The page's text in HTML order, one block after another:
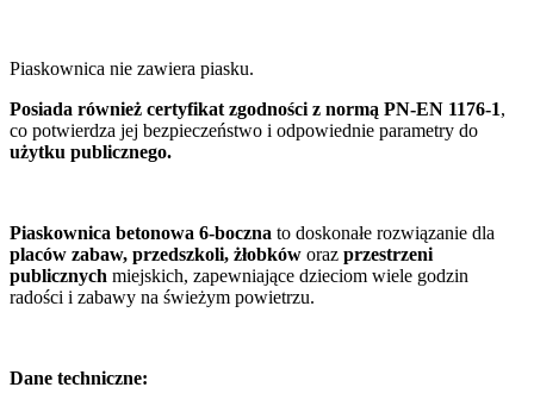
Piaskownica nie zawiera piasku.
Posiada również certyfikat zgodności z normą PN-EN 1176-1,
co potwierdza jej bezpieczeństwo i odpowiednie parametry do
użytku publicznego.
Piaskownica betonowa 6-boczna to doskonałe rozwiązanie dla
placów zabaw, przedszkoli, żłobków oraz przestrzeni
publicznych miejskich, zapewniające dzieciom wiele godzin
radości i zabawy na świeżym powietrzu.
Dane techniczne: